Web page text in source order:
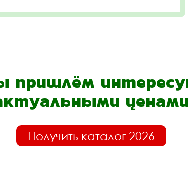
пришлём
Получить каталог 2026